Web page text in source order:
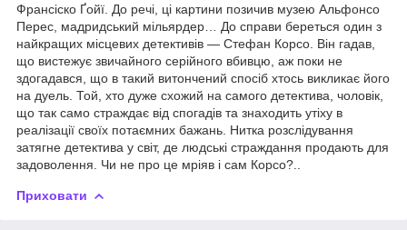
Франсіско Ґойї. До речі, ці картини позичив музею Альфонсо
Перес, мадридський мільярдер… До справи береться один з
найкращих місцевих детективів — Стефан Корсо. Він гадав,
що вистежує звичайного серійного вбивцю, аж поки не
здогадався, що в такий витончений спосіб хтось викликає його
на дуель. Той, хто дуже схожий на самого детектива, чоловік,
що так само страждає від спогадів та знаходить утіху в
реалізації своїх потаємних бажань. Нитка розслідування
затягне детектива у світ, де людські страждання продають для
задоволення. Чи не про це мріяв і сам Корсо?..
Приховати